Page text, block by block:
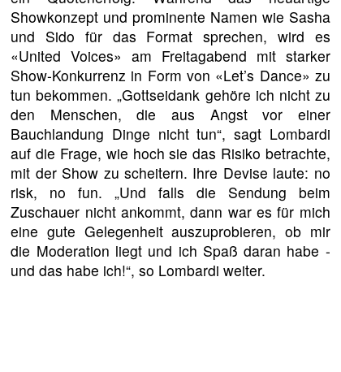
Showkonzept und prominente Namen wie Sasha
und Sido für das Format sprechen, wird es
«United Voices» am Freitagabend mit starker
Show-Konkurrenz in Form von «Let’s Dance» zu
tun bekommen. „Gottseidank gehöre ich nicht zu
den Menschen, die aus Angst vor einer
Bauchlandung Dinge nicht tun“, sagt Lombardi
auf die Frage, wie hoch sie das Risiko betrachte,
mit der Show zu scheitern. Ihre Devise laute: no
risk, no fun. „Und falls die Sendung beim
Zuschauer nicht ankommt, dann war es für mich
eine gute Gelegenheit auszuprobieren, ob mir
die Moderation liegt und ich Spaß daran habe -
und das habe ich!“, so Lombardi weiter.